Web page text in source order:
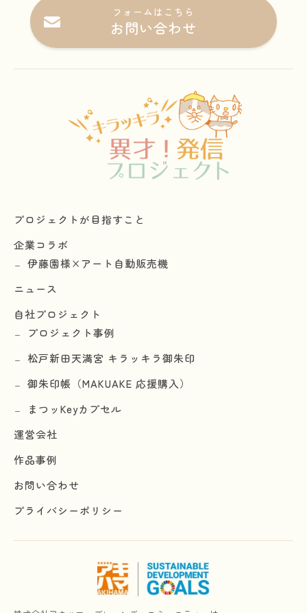
フォームはこちら
お問い合わせ
プロジェクトが目指すこと
企業コラボ
伊藤園様×アート自動販売機
ニュース
自社プロジェクト
プロジェクト事例
松戸新田天満宮 キラッキラ御朱印
御朱印帳（MAKUAKE 応援購入）
まつッKeyカプセル
運営会社
作品事例
お問い合わせ
プライバシーポリシー